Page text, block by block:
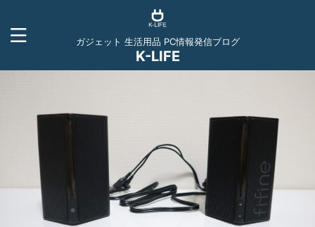
ガジェット 生活用品 PC情報発信ブログ
K-LIFE